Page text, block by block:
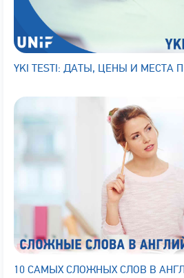
YKI TESTI: ДАТЫ, ЦЕНЫ И МЕСТА
10 САМЫХ СЛОЖНЫХ СЛОВ В